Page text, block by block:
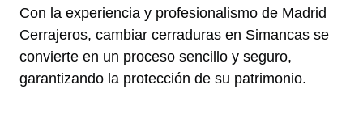
Con la experiencia y profesionalismo de Madrid
Cerrajeros, cambiar cerraduras en Simancas se
convierte en un proceso sencillo y seguro,
garantizando la protección de su patrimonio.